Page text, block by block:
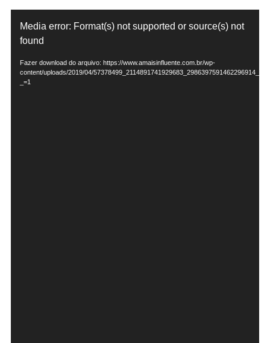
de
vídeo
Media error: Format(s) not supported or source(s) not
found
Fazer download do arquivo: https://www.amaisinfluente.com.br/wp-
content/uploads/2019/04/
_=1